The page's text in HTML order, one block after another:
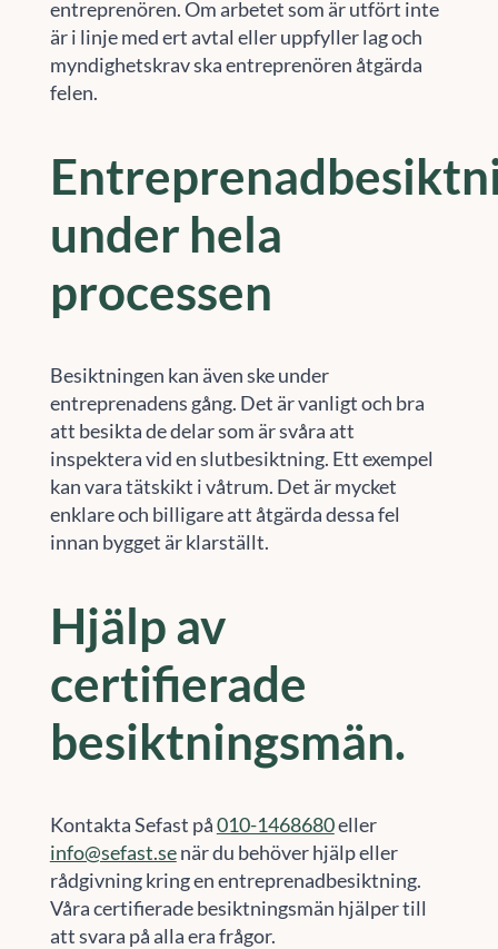
entreprenören. Om arbetet som är utfört inte
är i linje med ert avtal eller uppfyller lag och
myndighetskrav ska entreprenören åtgärda
felen.
under hela
processen
Besiktningen kan även ske under
entreprenadens gång. Det är vanligt och bra
att besikta de delar som är svåra att
inspektera vid en slutbesiktning. Ett exempel
kan vara tätskikt i våtrum. Det är mycket
enklare och billigare att åtgärda dessa fel
innan bygget är klarställt.
Hjälp av
certifierade
besiktningsmän.
Kontakta Sefast på010-1468680eller
info@sefast.senär du behöver hjälp eller
rådgivning kring en entreprenadbesiktning.
Våra certifierade besiktningsmän hjälper till
att svara på alla era frågor.